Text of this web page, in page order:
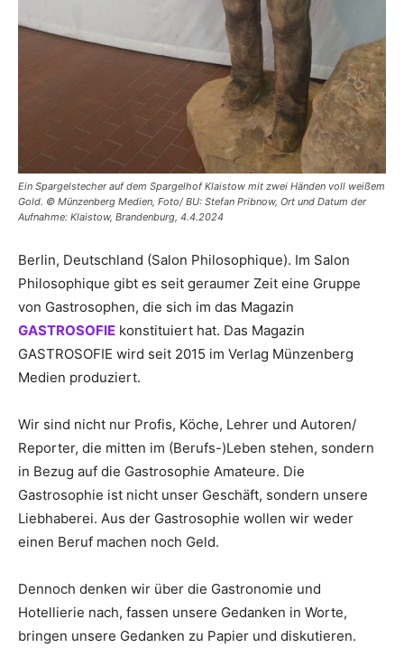
Ein Spargelstecher auf dem Spargelhof Klaistow mit zwei Händen voll weißem
Gold. © Münzenberg Medien, Foto/ BU: Stefan Pribnow, Ort und Datum der
Aufnahme: Klaistow, Brandenburg, 4.4.2024
Berlin, Deutschland (Salon Philosophique). Im Salon
Philosophique gibt es seit geraumer Zeit eine Gruppe
von Gastrosophen, die sich im das Magazin
GASTROSOFIE konstituiert hat. Das Magazin
GASTROSOFIE wird seit 2015 im Verlag Münzenberg
Medien produziert.
Wir sind nicht nur Profis, Köche, Lehrer und Autoren/
Reporter, die mitten im (Berufs-)Leben stehen, sondern
in Bezug auf die Gastrosophie Amateure. Die
Gastrosophie ist nicht unser Geschäft, sondern unsere
Liebhaberei. Aus der Gastrosophie wollen wir weder
einen Beruf machen noch Geld.
Dennoch denken wir über die Gastronomie und
Hotellierie nach, fassen unsere Gedanken in Worte,
bringen unsere Gedanken zu Papier und diskutieren.